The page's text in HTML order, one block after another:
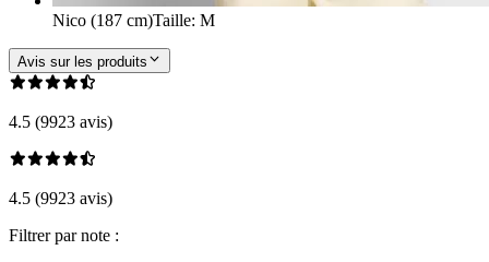
Nico (187 cm)Taille: M
Avis sur les produits
4.5 (9923 avis)
4.5 (9923 avis)
Filtrer par note :